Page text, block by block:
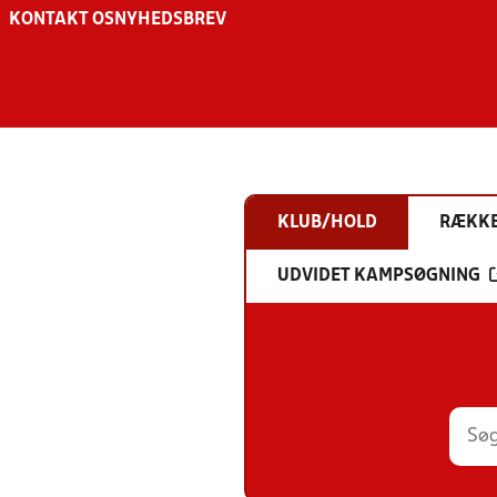
KONTAKT OS NYHEDSBREV
KLUB/HOLD
UDVIDET KAMPSØGNING